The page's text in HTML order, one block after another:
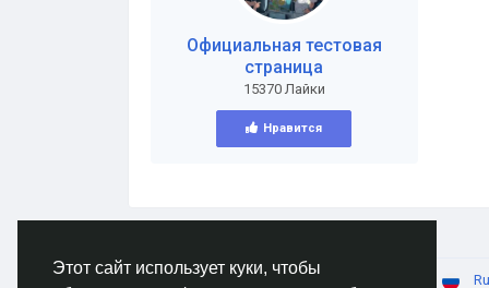
Этот сайт использует куки, чтобы
Официальная тестовая
страница
15370 Лайки
Нравится
© 2026 AnimeSocial.SU - Первая аниме сеть!